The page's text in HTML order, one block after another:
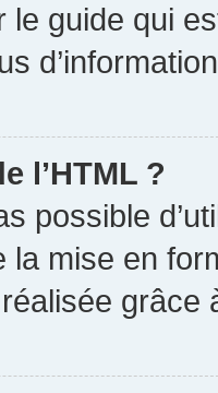
le guide qui
l’HTML ?
possible
la mise en
grâce